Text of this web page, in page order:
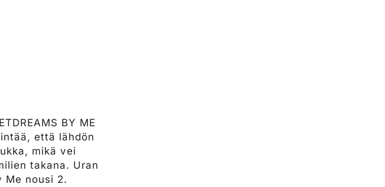
BY ME
että lähdön
mikä vei
takana. Uran
Me nousi 2.